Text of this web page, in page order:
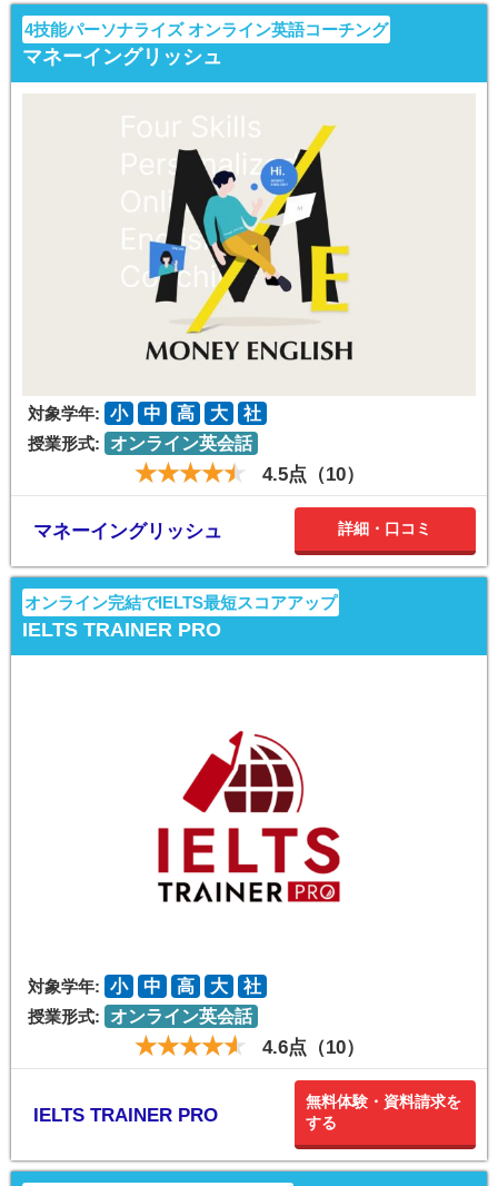
4技能パーソナライズ オンライン英語コーチング
マネーイングリッシュ
対象学年: 小 中 高 大
社
授業形式:
オンライン英会話
4.5点（10）
マネーイングリッシュ 詳細・口コミ
オンライン完結でIELTS最短スコアアップ
IELTS TRAINER PRO
対象学年: 小 中 高 大
社
授業形式:
オンライン英会話
4.6点（10）
IELTS TRAINER PRO
無料体験・資料請求を
する